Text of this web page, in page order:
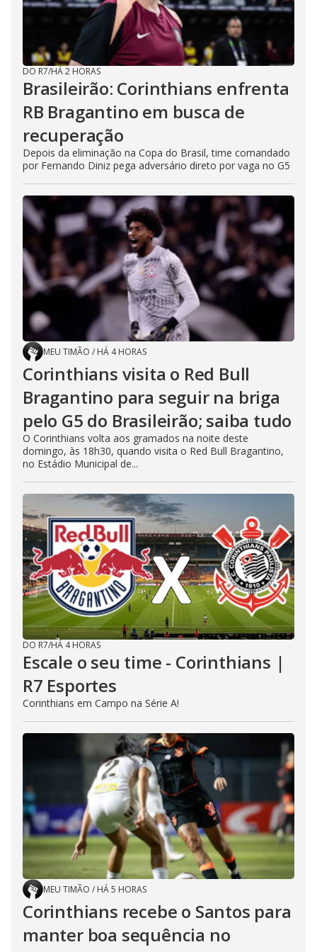
DO R7/HÁ 2 HORAS
Brasileirão: Corinthians enfrenta
RB Bragantino em busca de
recuperação
Depois da eliminação na Copa do Brasil, time comandado
por Fernando Diniz pega adversário direto por vaga no G5
MEU TIMÃO / HÁ 4 HORAS
Corinthians visita o Red Bull
Bragantino para seguir na briga
pelo G5 do Brasileirão; saiba tudo
O Corinthians volta aos gramados na noite deste
domingo, às 18h30, quando visita o Red Bull Bragantino,
no Estádio Municipal de...
DO R7/HÁ 4 HORAS
Escale o seu time - Corinthians |
R7 Esportes
Corinthians em Campo na Série A!
MEU TIMÃO / HÁ 5 HORAS
Corinthians recebe o Santos para
manter boa sequência no